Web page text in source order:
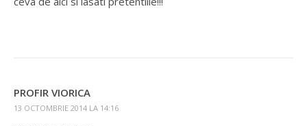
PROFIR VIORICA
13 OCTOMBRIE 2014 LA 14:16